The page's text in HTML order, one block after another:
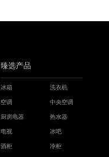
臻选产品
冰箱 洗衣机
空调 中央空调
厨房电器 热水器
电视 冰吧
酒柜 冷柜